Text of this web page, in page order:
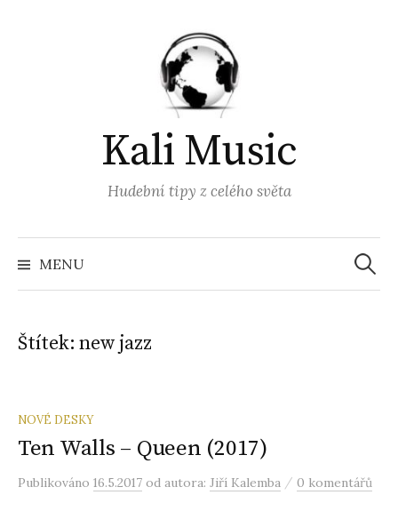
Kali Music
Hudební tipy z celého světa
MENU
Štítek:new jazz
NOVÉ DESKY
Ten Walls – Queen (2017)
Publikováno 16.5.2017 od autora: Jiří Kalemba / 0 komentářů